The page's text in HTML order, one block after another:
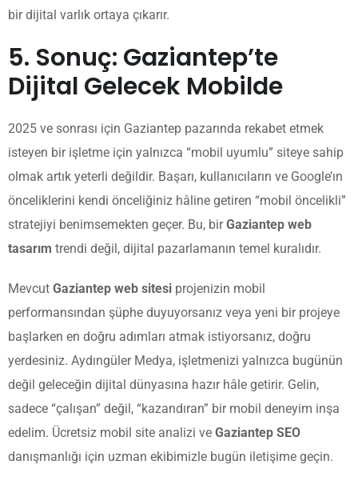
bir dijital varlık ortaya çıkarır.
5. Sonuç: Gaziantep’te
Dijital Gelecek Mobilde
2025 ve sonrası için Gaziantep pazarında rekabet etmek
isteyen bir işletme için yalnızca “mobil uyumlu” siteye sahip
olmak artık yeterli değildir. Başarı, kullanıcıların ve Google’ın
önceliklerini kendi önceliğiniz hâline getiren “mobil öncelikli”
stratejiyi benimsemekten geçer. Bu, birGaziantep web
tasarım trendi değil, dijital pazarlamanın temel kuralıdır.
Mevcut Gaziantep web sitesi projenizin mobil
performansından şüphe duyuyorsanız veya yeni bir projeye
başlarken en doğru adımları atmak istiyorsanız, doğru
yerdesiniz. Aydıngüler Medya, işletmenizi yalnızca bugünün
değil geleceğin dijital dünyasına hazır hâle getirir. Gelin,
sadece “çalışan” değil, “kazandıran” bir mobil deneyim inşa
edelim. Ücretsiz mobil site analizi ve Gaziantep SEO
danışmanlığı için uzman ekibimizle bugün iletişime geçin.